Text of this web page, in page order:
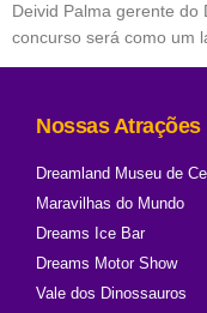
Deivid Palma gerente do
concurso será como um
Nossas Atrações
Dreamland Museu de
Maravilhas do Mundo
Dreams Ice Bar
Dreams Motor Show
Vale dos Dinossauros